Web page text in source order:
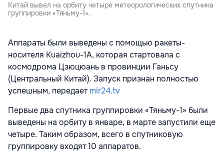
Китай вывел на орбиту четыре метеорологических спутника
группировки «Тяньму-1».
Аппараты были выведены с помощью ракеты-
носителя Kuaizhou-1A, которая стартовала с
космодрома Цзюцюань в провинции Ганьсу
(Центральный Китай). Запуск признан полностью
успешным, передаетmir24.tv
Первые два спутника группировки «Тяньму-1» были
выведены на орбиту в январе, в марте запустили еще
четыре. Таким образом, всего в спутниковую
группировку входят 10 аппаратов.